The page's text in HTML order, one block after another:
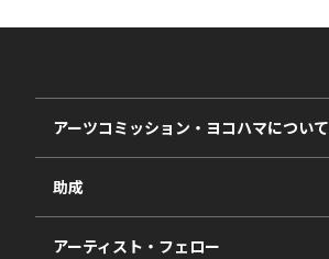
アーツコミッション・ヨコハマについて
事業紹介
事業報告書
助成
2027年度
アーティスト・フェロー